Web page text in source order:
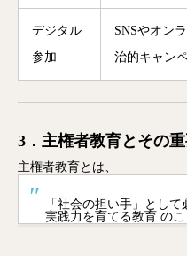
デジタル
参加
SNSやオン
治的キャン
3．主権者教育とその
主権者教育とは、
「社会の担い手」とし
実践力を育てる教育 のこ